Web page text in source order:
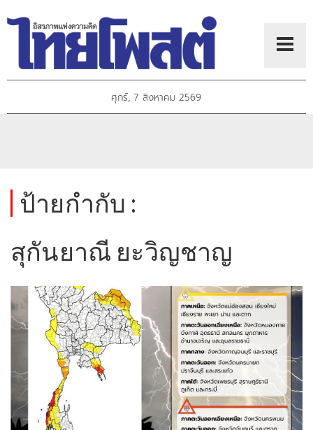
ศุกร์, 7 สิงหาคม 2569
ป้ายกำกับ :
สุกันยาณี ยะวิญชาญ